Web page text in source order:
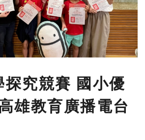
究競賽 國小優
雄教育廣播電台